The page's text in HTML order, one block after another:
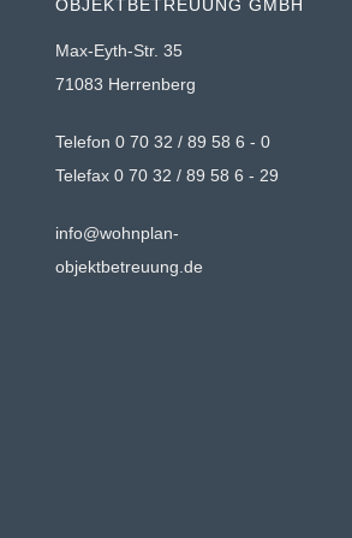
OBJEKTBETREUUNG GMBH
Max-Eyth-Str. 35
71083 Herrenberg
Telefon 0 70 32 / 89 58 6 - 0
Telefax 0 70 32 / 89 58 6 - 29
info@wohnplan-
objektbetreuung.de